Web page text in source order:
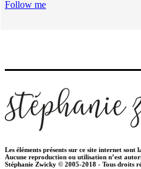
Follow me
Les éléments présents sur ce site internet
Aucune reproduction ou utilisation n’est
Stéphanie Zwicky © 2005-2018 - Tous droits